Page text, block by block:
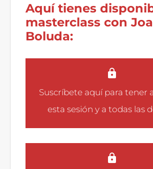
Aquí tienes
masterclass con
Boluda:
Suscríbete aquípara tener
esta sesión y a todas las